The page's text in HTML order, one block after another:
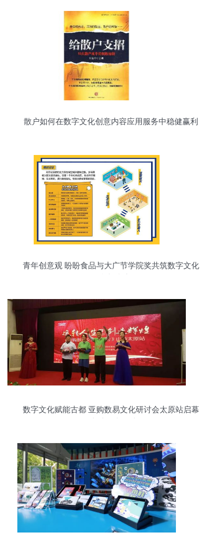
散户如何在数字文化创意内容应用服务中稳健赢利
青年创意观 盼盼食品与大广节学院奖共筑数字文化
数字文化赋能古都 亚购数易文化研讨会太原站启幕